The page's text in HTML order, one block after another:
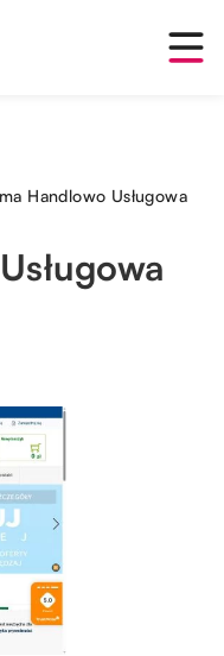
Handlowo Usługowa